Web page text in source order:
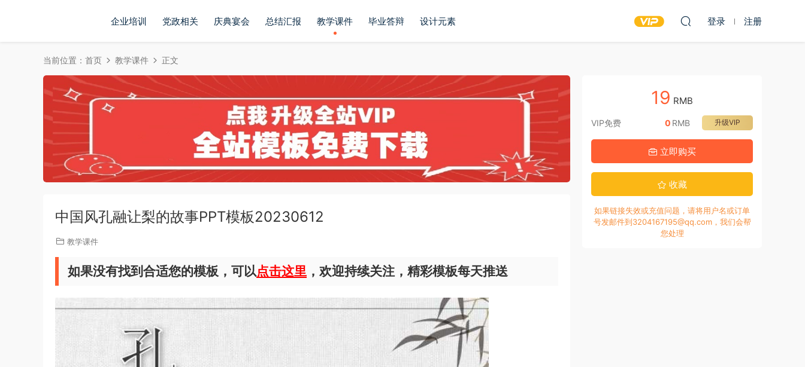
企业培训 党政相关 庆典宴会 总结汇报 教学课件 毕业答辩 设计元素 登录 注册
当前位置： 首页 教学课件 正文
中国风孔融让梨的故事PPT模板20230612
教学课件
如果没有找到合适您的模板，可以点击这里 ，欢迎持续关注，精彩模板每天推送
19 RMB
VIP免费 升级VIP
0 RMB
立即购买
收藏
如果链接失效或充值问题，请将用户名或订单
号发邮件到3204167195@qq.com，我们会帮
您处理